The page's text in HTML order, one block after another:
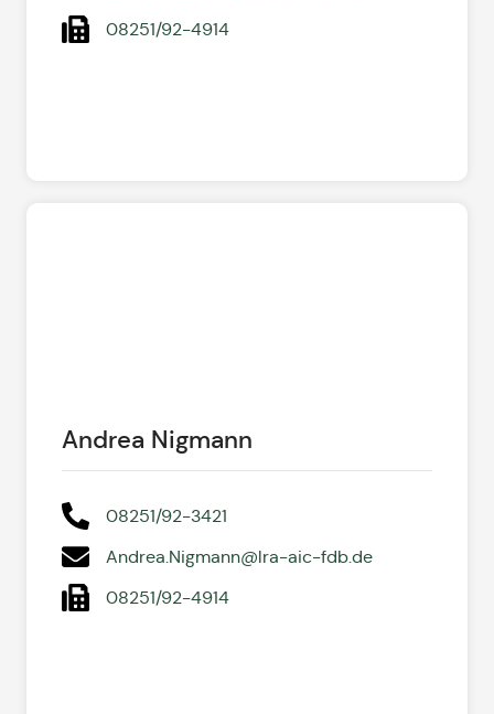
08251/92-4914
Andrea Nigmann
08251/92-3421
Andrea.Nigmann@lra-aic-fdb.de
08251/92-4914